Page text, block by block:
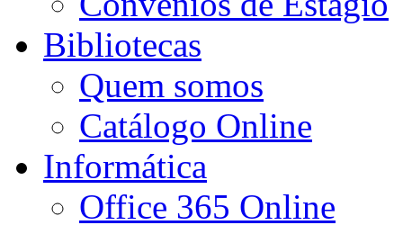
Bibliotecas
Quem somos
Catálogo Online
Informática
Office 365 Online